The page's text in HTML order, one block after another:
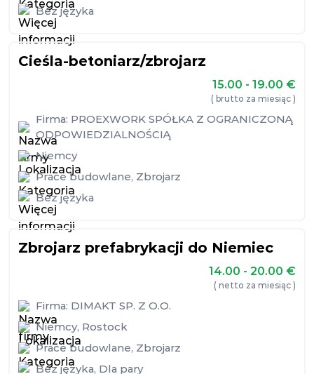
Bez języka
Cieśla-betoniarz/zbrojarz
15.00 - 19.00 €
( brutto za miesiąc )
Firma: PROEXWORK SPÓŁKA Z OGRANICZONĄ
ODPOWIEDZIALNOŚCIĄ
Niemcy
Prace budowlane, Zbrojarz
Bez języka
Zbrojarz prefabrykacji do Niemiec
14.00 - 20.00 €
( netto za miesiąc )
Firma: DIMAKT SP. Z O.O.
Niemcy, Rostock
Prace budowlane, Zbrojarz
Bez języka, Dla pary